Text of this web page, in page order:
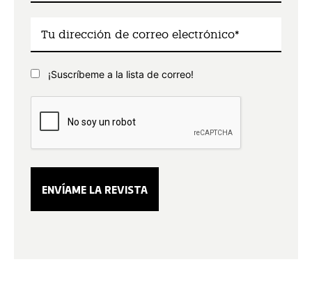
¡Suscríbeme a la lista de correo!